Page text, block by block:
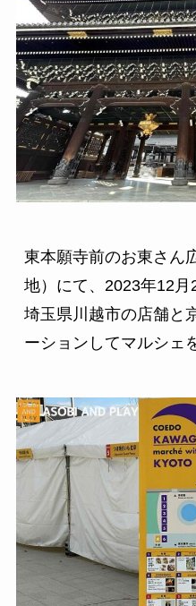
東本願寺前のお東さん
地）にて、2023年12
埼玉県川越市の店舗と
ーションしてマルシェ